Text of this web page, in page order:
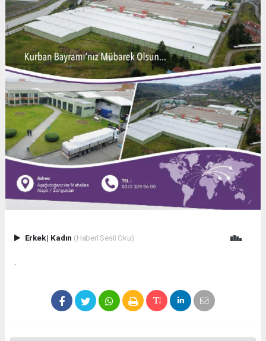
Erkek| Kadın (Haberi Sesli Oku)